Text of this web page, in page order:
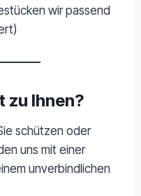
wir passend
zu Ihnen?
schützen oder
uns mit einer
unverbindlichen